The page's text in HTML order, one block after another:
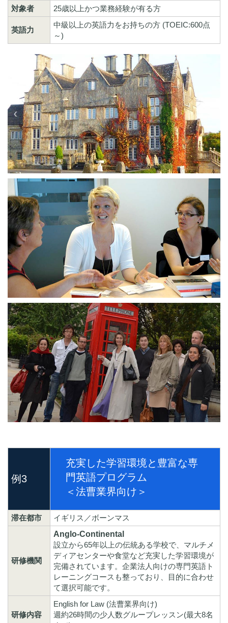
対象者
25歳以上かつ業務経験が有る方
英語力
中級以上の英語力をお持ちの方 (TOEIC:600点
～)
例3
充実した学習環境と豊富な専
門英語プログラム
＜法曹業界向け＞
滞在都市 イギリス／ボーンマス
研修機関
Anglo-Continental
設立から65年以上の伝統ある学校で、マルチメ
ディアセンターや食堂など充実した学習環境が
完備されています。企業法人向けの専門英語ト
レーニングコースも整っており、目的に合わせ
て選択可能です。
研修内容
English for Law (法曹業界向け)
週約26時間の少人数グループレッスン(最大8名